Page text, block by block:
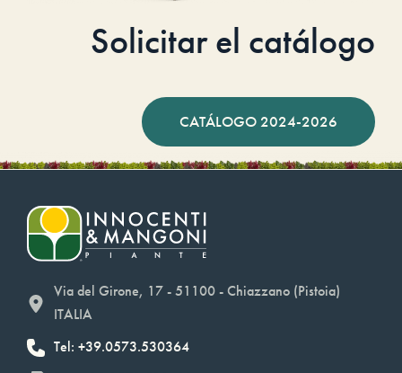
Solicitar el catálogo
CATÁLOGO 2024-2026
Via del Girone, 17 - 51100 - Chiazzano (Pistoia)
ITALIA
Tel: +39.0573.530364